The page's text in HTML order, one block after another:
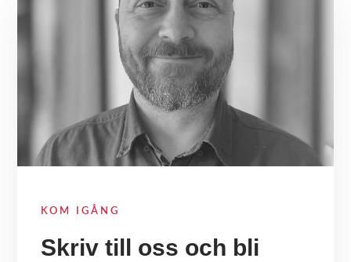
KOM IGÅNG
Skriv till oss och bli